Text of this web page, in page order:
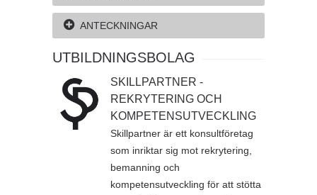
ANTECKNINGAR
UTBILDNINGSBOLAG
SKILLPARTNER -
REKRYTERING OCH
KOMPETENSUTVECKLING
Skillpartner är ett konsultföretag
som inriktar sig mot rekrytering,
bemanning och
kompetensutveckling för att stötta